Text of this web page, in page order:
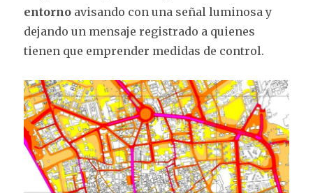
entorno avisando con una señal luminosa y
dejando un mensaje registrado a quienes
tienen que emprender medidas de control.